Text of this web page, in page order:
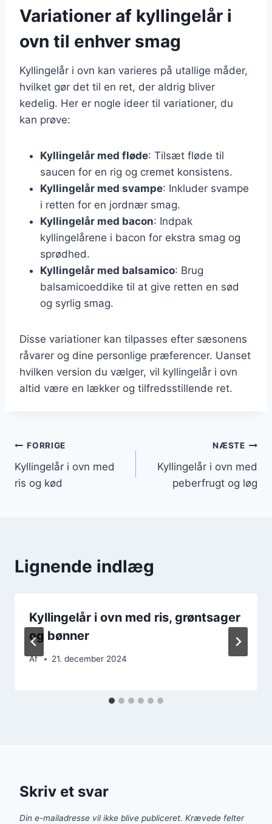
Variationer af kyllingelår i
ovn til enhver smag
Kyllingelår i ovn kan varieres på utallige måder,
hvilket gør det til en ret, der aldrig bliver
kedelig. Her er nogle ideer til variationer, du
kan prøve:
Kyllingelår med fløde: Tilsæt fløde til
saucen for en rig og cremet konsistens.
Kyllingelår med svampe: Inkluder svampe
i retten for en jordnær smag.
Kyllingelår med bacon: Indpak
kyllingelårene i bacon for ekstra smag og
sprødhed.
Kyllingelår med balsamico: Brug
balsamicoeddike til at give retten en sød
og syrlig smag.
Disse variationer kan tilpasses efter sæsonens
råvarer og dine personlige præferencer. Uanset
hvilken version du vælger, vil kyllingelår i ovn
altid være en lækker og tilfredsstillende ret.
Indlægsnavigation
FORRIGE
Kyllingelår i ovn med
ris og kød
NÆSTE
Kyllingelår i ovn med
peberfrugt og løg
Lignende indlæg
Kyllingelår i ovn med ris, grøntsager
og bønner
Af 21. december 2024
Skriv et svar
Din e-mailadresse vil ikke blive publiceret. Krævede felter